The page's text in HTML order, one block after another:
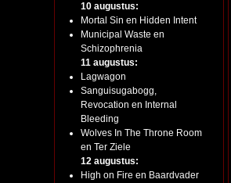
10 augustus:
Mortal Sin en Hidden Intent
Municipal Waste en
Schizophrenia
11 augustus:
Lagwagon
Sanguisugabogg,
Revocation en Internal
Bleeding
Wolves In The Throne Room
en Ter Ziele
12 augustus:
High on Fire en Baardvader